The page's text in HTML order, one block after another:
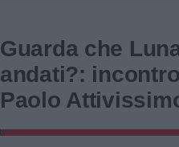
Guarda che
andati?:
Paolo